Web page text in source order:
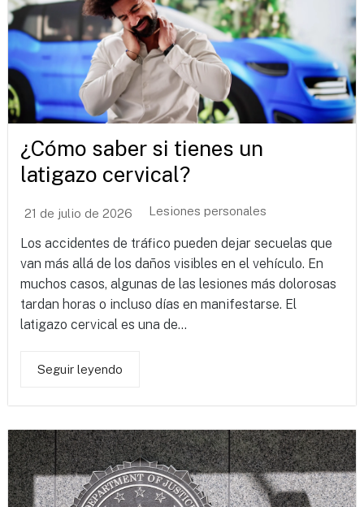
¿Cómo saber si tienes un
latigazo cervical?
21 de julio de 2026 Lesiones personales
Los accidentes de tráfico pueden dejar secuelas que
van más allá de los daños visibles en el vehículo. En
muchos casos, algunas de las lesiones más dolorosas
tardan horas o incluso días en manifestarse. El
latigazo cervical es una de...
Seguir leyendo